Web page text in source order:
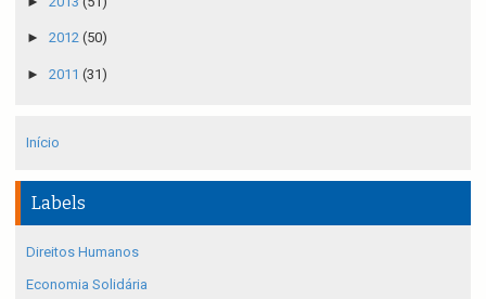
► 2012 (50)
► 2011 (31)
Início
Labels
Direitos Humanos
Economia Solidária